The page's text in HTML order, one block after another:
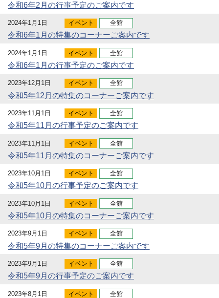
令和6年2月の行事予定のご案内です
2024年1月1日 イベント 全館
令和6年1月の特集のコーナーご案内です
2024年1月1日 イベント 全館
令和6年1月の行事予定のご案内です
2023年12月1日 イベント 全館
令和5年12月の特集のコーナーご案内です
2023年11月1日 イベント 全館
令和5年11月の行事予定のご案内です
2023年11月1日 イベント 全館
令和5年11月の特集のコーナーご案内です
2023年10月1日 イベント 全館
令和5年10月の行事予定のご案内です
2023年10月1日 イベント 全館
令和5年10月の特集のコーナーご案内です
2023年9月1日 イベント 全館
令和5年9月の特集のコーナーご案内です
2023年9月1日 イベント 全館
令和5年9月の行事予定のご案内です
2023年8月1日 イベント 全館